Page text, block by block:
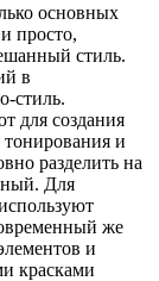
основных
просто,
стиль.
в
стиль.
для создания
и
разделить на
Для
же
и
красками